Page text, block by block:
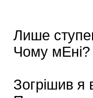
Лише
Чому
Зогрішив я